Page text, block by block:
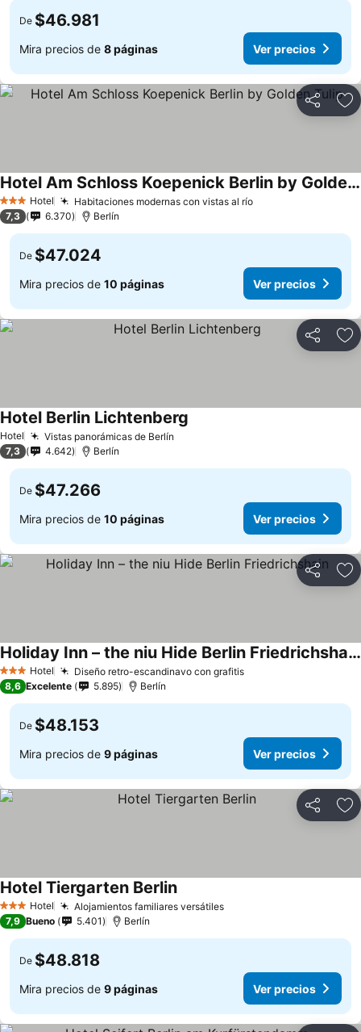
De $46.981
Mira precios de 8 páginas Ver precios
Compartir
3 Estrellas
Hotel Habitaciones modernas con vistas al río
Hotel Am Schloss Koepenick Berlin by Golden Tulip
7,3 6.370 Berlín
De $47.024
Mira precios de 10 páginas Ver precios
Compartir
Hotel Vistas panorámicas de Berlín
Hotel Berlin Lichtenberg
7,3 4.642 Berlín
De $47.266
Mira precios de 10 páginas Ver precios
Compartir
3 Estrellas
Hotel Diseño retro-escandinavo con grafitis
Holiday Inn – the niu Hide Berlin Friedrichshain
8,6 Excelente 5.895 Berlín
De $48.153
Mira precios de 9 páginas Ver precios
Compartir
3 Estrellas
Hotel Alojamientos familiares versátiles
Hotel Tiergarten Berlin
7,9 Bueno 5.401 Berlín
De $48.818
Mira precios de 9 páginas Ver precios